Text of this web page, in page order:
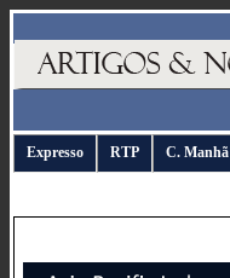
Expresso RTP C. Manhã